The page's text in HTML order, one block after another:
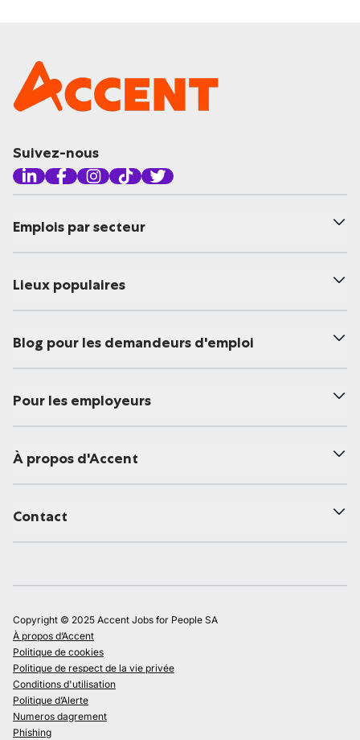
Suivez-nous
Emplois par secteur
Lieux populaires
Blog pour les demandeurs d'emploi
Pour les employeurs
À propos d'Accent
Contact
Copyright © 2025 Accent Jobs for People SA
À propos d’Accent
Politique de cookies
Politique de respect de la vie privée
Conditions d'utilisation
Politique d’Alerte
Numeros dagrement
Phishing